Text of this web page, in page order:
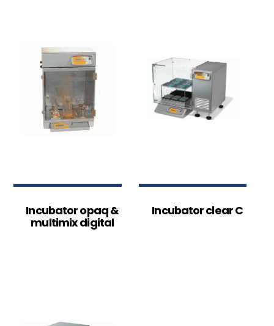
Incubator opaq &
multimix digital
Incubator clear C